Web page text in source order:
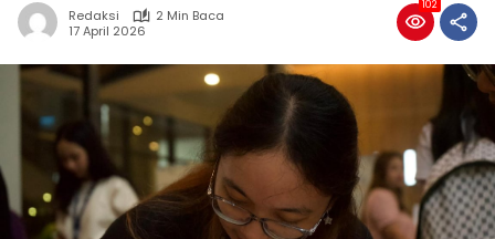
Redaksi
2 Min Baca
17 April 2026
102